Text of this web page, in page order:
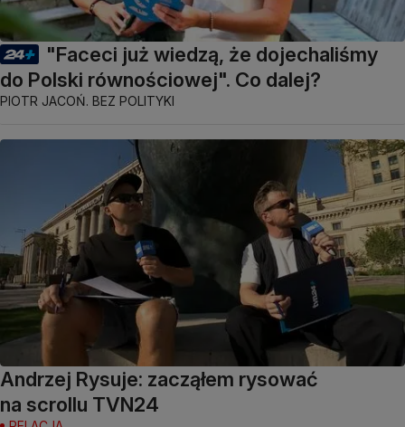
"Faceci już wiedzą, że dojechaliśmy
do Polski równościowej". Co dalej?
PIOTR JACOŃ. BEZ POLITYKI
Andrzej Rysuje: zacząłem rysować
na scrollu TVN24